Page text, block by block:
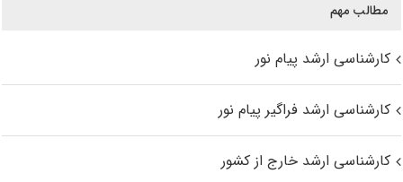
مطالب مهم
کارشناسی ارشد پیام نور
کارشناسی ارشد فراگیر پیام نور
کارشناسی ارشد خارج از کشور